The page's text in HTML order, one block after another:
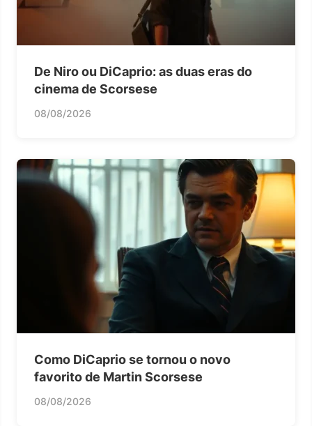
De Niro ou DiCaprio: as duas eras do
cinema de Scorsese
08/08/2026
Como DiCaprio se tornou o novo
favorito de Martin Scorsese
08/08/2026